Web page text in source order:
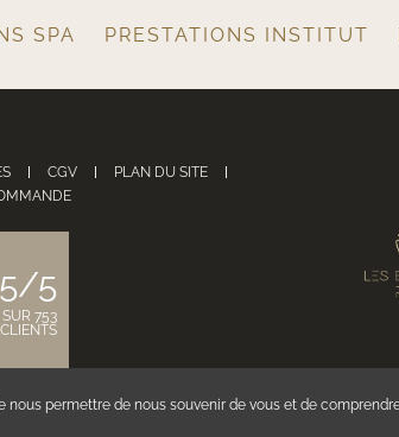
nous permettre de nous souvenir de vous et de
SPA PRESTATIONS INSTITUT
CGV
PLAN DU SITE
5/5
SUR 753